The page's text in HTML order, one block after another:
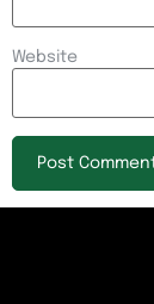
Website